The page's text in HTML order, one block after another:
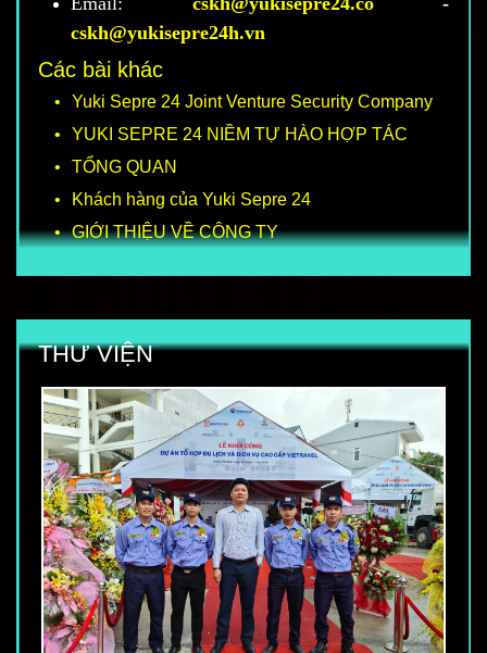
cskh@yukisepre24h.vn
Các bài khác
Yuki Sepre 24 Joint Venture Security Company
YUKI SEPRE 24 NIỀM TỰ HÀO HỢP TÁC
TỔNG QUAN
Khách hàng của Yuki Sepre 24
GIỚI THIỆU VỀ CÔNG TY
THƯ VIỆN